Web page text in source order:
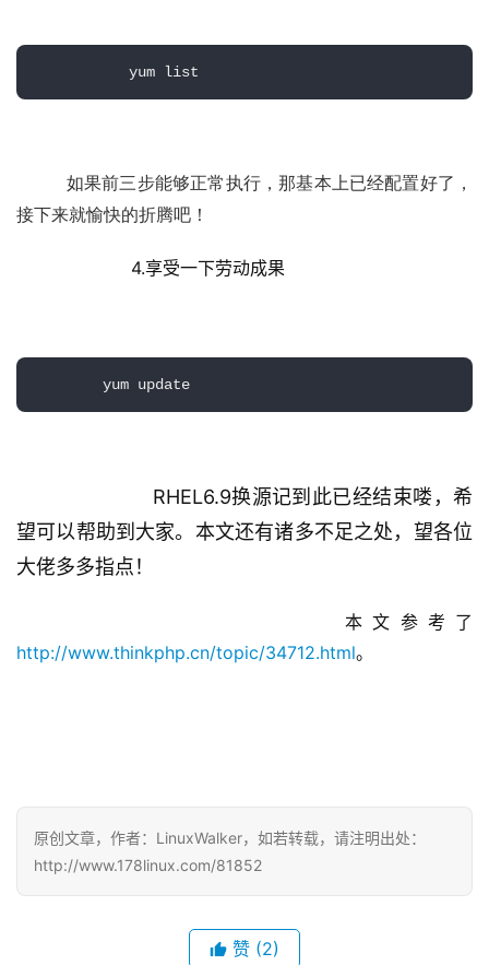
           yum list
如果前三步能够正常执行，那基本上已经配置好了，
接下来就愉快的折腾吧！
4.享受一下劳动成果
        yum update
RHEL6.9换源记到此已经结束喽，希
望可以帮助到大家。本文还有诸多不足之处，望各位
大佬多多指点！
本文参考了
http://www.thinkphp.cn/topic/34712.html。
原创文章，作者：LinuxWalker，如若转载，请注明出处：
http://www.178linux.com/81852
赞 (2)